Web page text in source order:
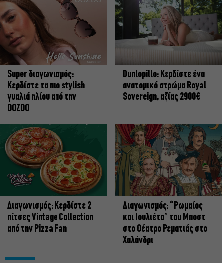
Super διαγωνισμός:
Κερδίστε τα πιο stylish
γυαλιά ηλίου από την
OOZOO
Dunlopillo: Κερδίστε ένα
ανατομικό στρώμα Royal
Sovereign, αξίας 2900€
Διαγωνισμός: Κερδίστε 2
πίτσες Vintage Collection
από την Pizza Fan
Διαγωνισμός: “Ρωμαίος
και Ιουλιέτα” του Μποστ
στο Θέατρο Ρεματιάς στο
Χαλάνδρι